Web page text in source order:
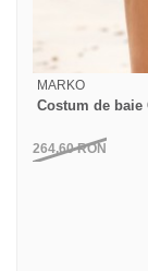
MARKO
Costum de baie
264,60RON